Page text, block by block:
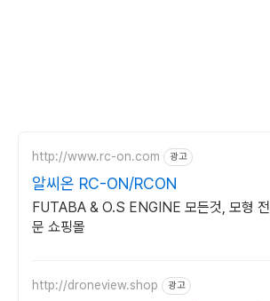
http://www.rc-on.com 광고
알씨온 RC-ON/RCON
FUTABA & O.S ENGINE 모든것, 모형 전
문 쇼핑몰
http://droneview.shop 광고